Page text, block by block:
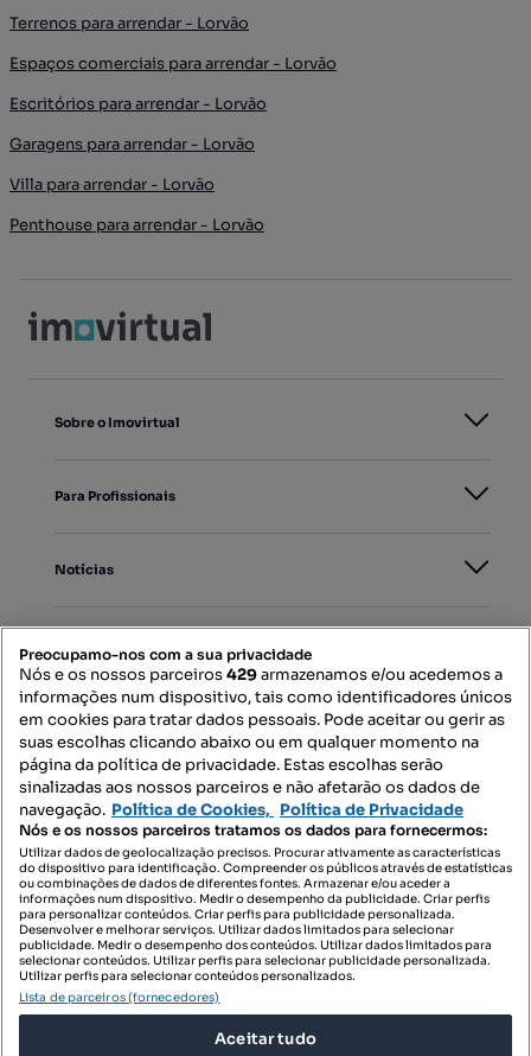
Terrenos para arrendar - Lorvão
Espaços comerciais para arrendar - Lorvão
Escritórios para arrendar - Lorvão
Garagens para arrendar - Lorvão
Villa para arrendar - Lorvão
Penthouse para arrendar - Lorvão
Sobre o Imovirtual
Para Profissionais
Notícias
Mapa do Site
Contacte-nos
SIGA-NOS:
DESCARREGAR NA:
Preocupamo-nos com a sua privacidade
Nós e os nossos parceiros429armazenamos e/ou acedemos a
informações num dispositivo, tais como identificadores únicos
em cookies para tratar dados pessoais. Pode aceitar ou gerir as
suas escolhas clicando abaixo ou em qualquer momento na
página da política de privacidade. Estas escolhas serão
sinalizadas aos nossos parceiros e não afetarão os dados de
navegação. Política de Cookies, Política de Privacidade
Nós e os nossos parceiros tratamos os dados para fornecermos:
Utilizar dados de geolocalização precisos. Procurar ativamente as características
do dispositivo para identificação. Compreender os públicos através de estatísticas
ou combinações de dados de diferentes fontes. Armazenar e/ou aceder a
informações num dispositivo. Medir o desempenho da publicidade. Criar perfis
para personalizar conteúdos. Criar perfis para publicidade personalizada.
Desenvolver e melhorar serviços. Utilizar dados limitados para selecionar
publicidade. Medir o desempenho dos conteúdos. Utilizar dados limitados para
selecionar conteúdos. Utilizar perfis para selecionar publicidade personalizada.
Utilizar perfis para selecionar conteúdos personalizados.
Lista de parceiros (fornecedores)
Aceitar tudo